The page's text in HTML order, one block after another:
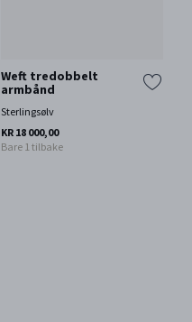
Weft tredobbelt
armbånd
Sterlingsølv
KR 18 000,00
Bare 1 tilbake